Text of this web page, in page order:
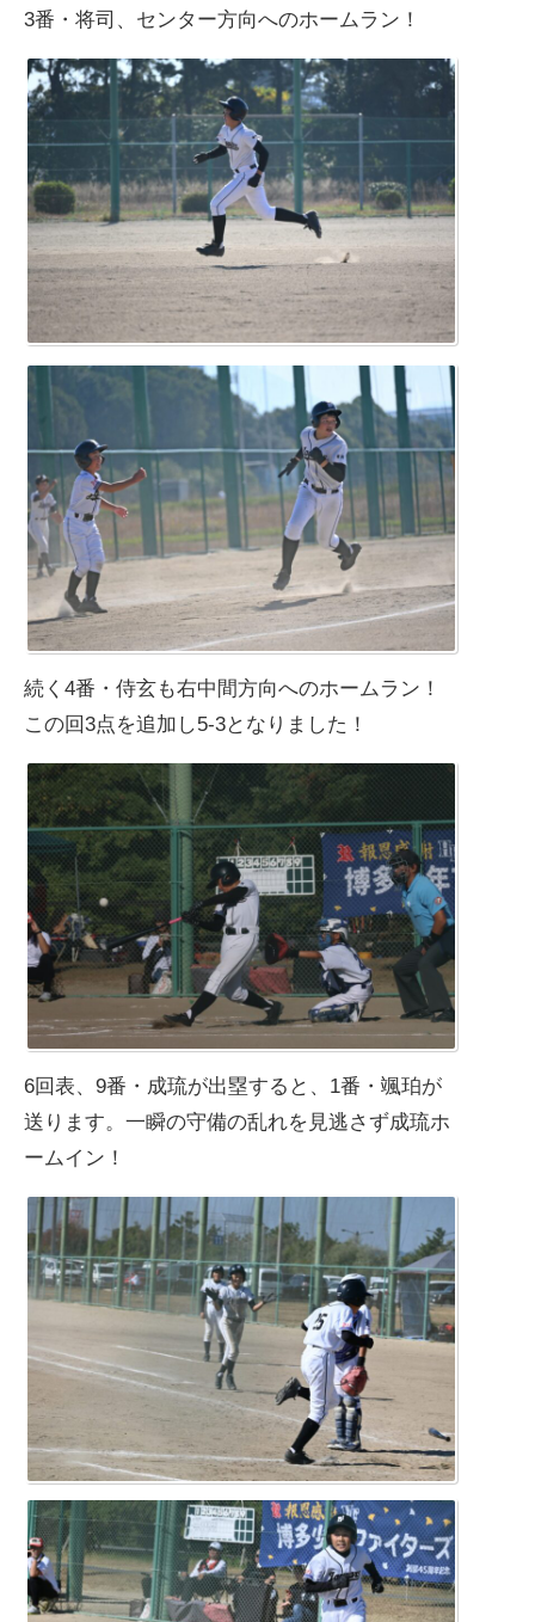
3番・将司、センター方向へのホームラン！
続く4番・侍玄も右中間方向へのホームラン！
この回3点を追加し5-3となりました！
6回表、9番・成琉が出塁すると、1番・颯珀が
送ります。一瞬の守備の乱れを見逃さず成琉ホ
ームイン！